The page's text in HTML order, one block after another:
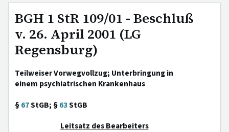
BGH 1 StR 109/01 - Beschluß
v. 26. April 2001 (LG
Regensburg)
Teilweiser Vorwegvollzug; Unterbringung in
einem psychiatrischen Krankenhaus
§67StGB; §63StGB
Leitsatz des Bearbeiters